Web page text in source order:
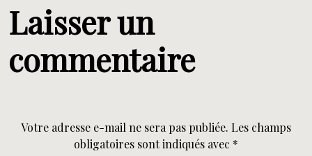
Laisser un
commentaire
Votre adresse e-mail ne sera pas publiée. Les champs
obligatoires sont indiqués avec *